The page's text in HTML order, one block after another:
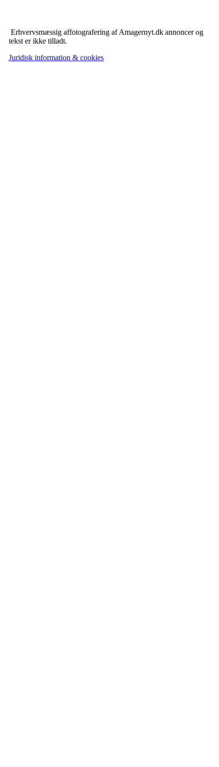
Erhvervsmæssig affotografering af Amagernyt.dk annoncer og
tekst er ikke tilladt.
Juridisk information & cookies